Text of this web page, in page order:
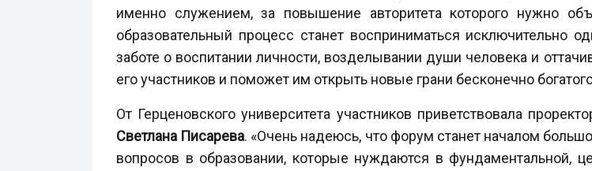
именно служением, за повышение авторитета которого нужно
образовательный процесс станет восприниматься исключительно
заботе о воспитании личности, возделывании души человека и
его участников и поможет им открыть новые грани бесконечно
От Герценовского университета участников приветствовала
Светлана Писарева. «Очень надеюсь, что форум станет началом
вопросов в образовании, которые нуждаются в фундаментальной,